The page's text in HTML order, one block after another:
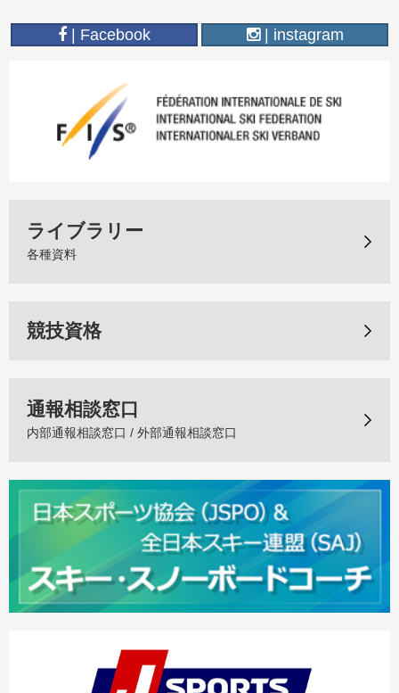
| Facebook | instagram
ライブラリー
各種資料
競技資格
通報相談窓口
内部通報相談窓口 / 外部通報相談窓口